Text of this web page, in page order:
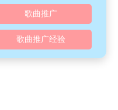
歌曲推广
歌曲推广经验